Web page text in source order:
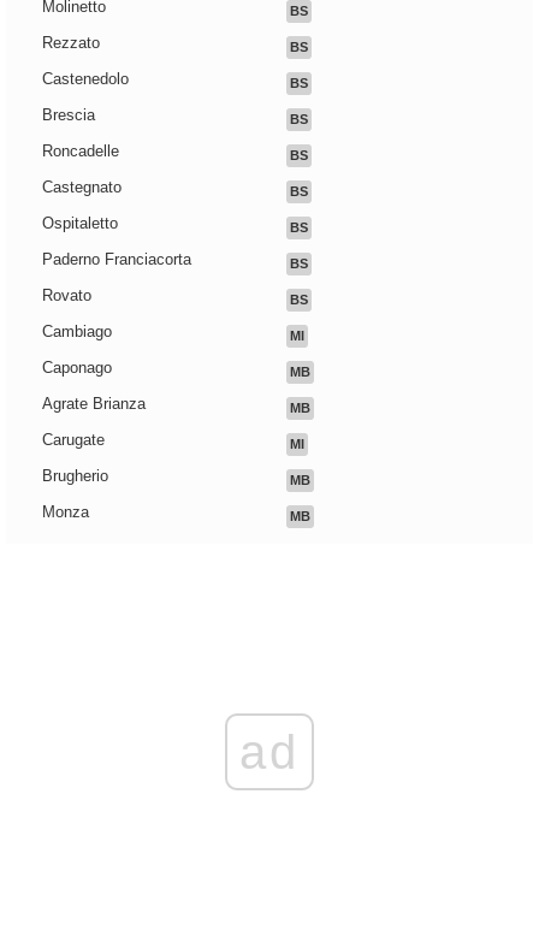
Molinetto BS
Rezzato BS
Castenedolo BS
Brescia BS
Roncadelle BS
Castegnato BS
Ospitaletto BS
Paderno Franciacorta BS
Rovato BS
Cambiago MI
Caponago MB
Agrate Brianza MB
Carugate MI
Brugherio MB
Monza MB
ad